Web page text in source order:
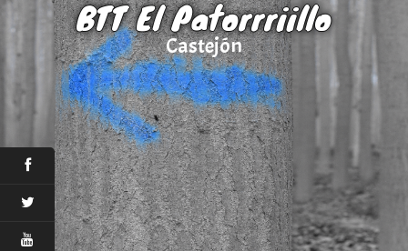
BTT El Patorrriillo
Castejón